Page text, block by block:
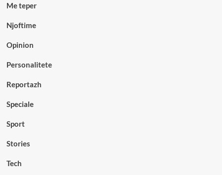
Me teper
Njoftime
Opinion
Personalitete
Reportazh
Speciale
Sport
Stories
Tech